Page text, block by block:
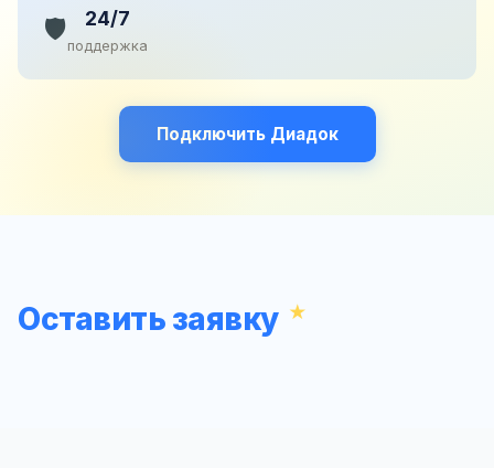
🛡️ 24/7
поддержка
Подключить Диадок
Оставить заявку